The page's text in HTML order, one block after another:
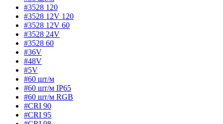
#3528 120
#3528 12V 120
#3528 12V 60
#3528 24V
#3528 60
#36V
#48V
#5V
#60 шт/м
#60 шт/м IP65
#60 шт/м RGB
#CRI 90
#CRI 95